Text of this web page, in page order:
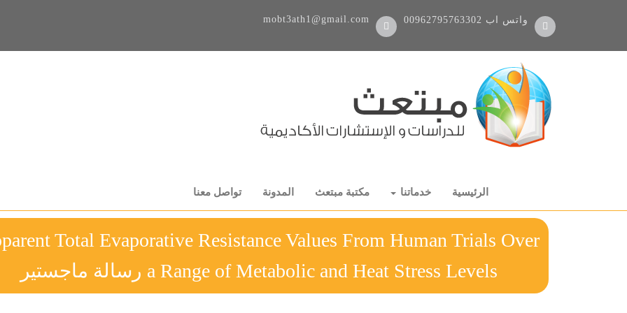
00962795763302 واتس اب mobt3ath1@gmail.com
الرئيسية خدماتنا مكتبة مبتعث المدونة تواصل معنا
Total Evaporative Resistance Values From Human Trials Over
a Range of Metabolic and Heat Stress Levels رسالة ماجستير